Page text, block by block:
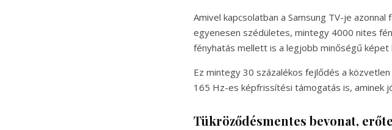
Amivel kapcsolatban a Samsung TV-je
egyenesen szédületes, mintegy 4000 nites
fényhatás mellett is a legjobb minőségű képet
Ez mintegy 30 százalékos fejlődés a
165 Hz-es képfrissítési támogatás is, aminek
Tükröződésmentes bevonat,